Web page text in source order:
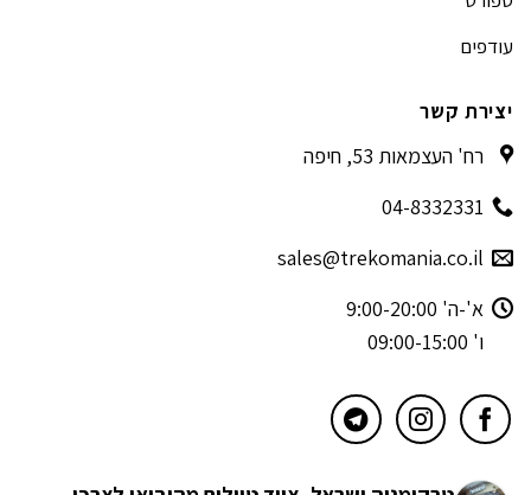
עודפים
יצירת קשר
רח' העצמאות 53, חיפה
04-8332331
sales@trekomania.co.il
א'-ה' 9:00-20:00
ו' 09:00-15:00